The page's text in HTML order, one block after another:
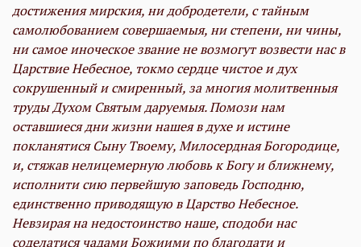
достижения мирския, ни добродетели, с тайным
самолюбованием совершаемыя, ни степени, ни чины,
ни самое иноческое звание не возмогут возвести нас в
Царствие Небесное, токмо сердце чистое и дух
сокрушенный и смиренный, за многия молитвенныя
труды Духом Святым даруемыя. Помози нам
оставшиеся дни жизни нашея в духе и истине
покланятися Сыну Твоему, Милосердная Богородице,
и, стяжав нелицемерную любовь к Богу и ближнему,
исполнити сию первейшую заповедь Господню,
единственно приводящую в Царство Небесное.
Невзирая на недостоинство наше, сподоби нас
соделатися чадами Божиими по благодати и